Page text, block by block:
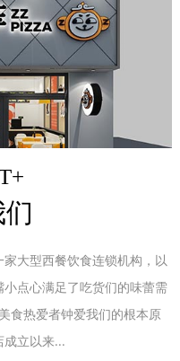
大型西餐饮食连锁机构，以
点心满足了吃货们的味蕾需
食热爱者钟爱我们的根本原
成立以来...